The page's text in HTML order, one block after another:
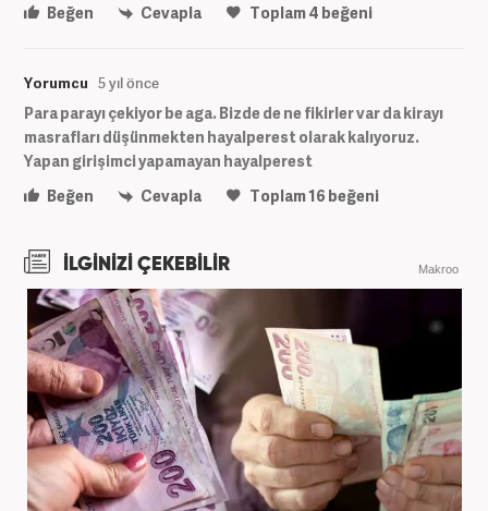
Beğen
Cevapla Toplam4 beğeni
Yorumcu 5 yıl önce
Para parayı çekiyor be aga. Bizde de ne fikirler var da kirayı
masrafları düşünmekten hayalperest olarak kalıyoruz.
Yapan girişimci yapamayan hayalperest
Beğen
Cevapla Toplam16 beğeni
İLGİNİZİ ÇEKEBİLİR Makroo